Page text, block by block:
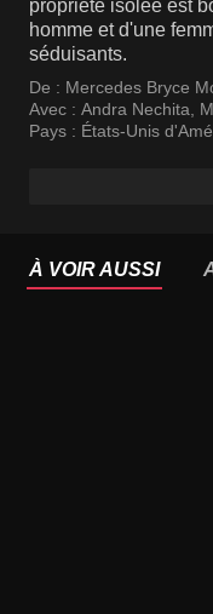
propriété isolée est
homme et d'une
séduisants.
De : Mercedes Bryce
Avec : Andra Nechita,
Pays : États-Unis
À VOIR AUSSI